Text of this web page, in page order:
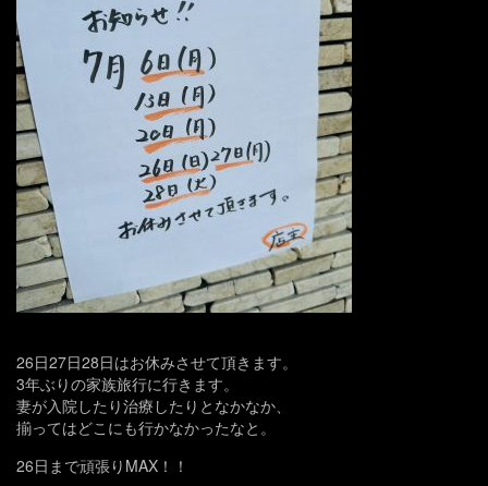
26日27日28日はお休みさせて頂きます。
3年ぶりの家族旅行に行きます。
妻が入院したり治療したりとなかなか、
揃ってはどこにも行かなかったなと。
26日まで頑張りMAX！！